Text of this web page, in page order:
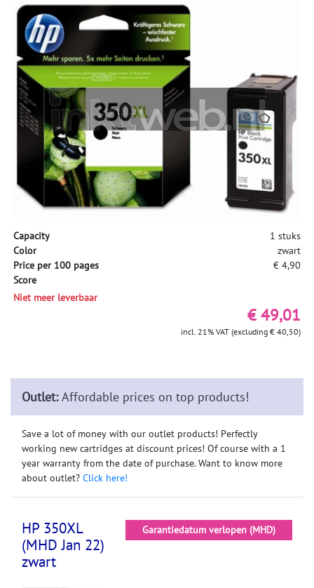
Capacity
1 stuks
Color
zwart
Price per 100 pages
€ 4,90
Score
Niet meer leverbaar
€ 49,01
incl. 21% VAT (excluding € 40,50)
Outlet:Affordable prices on top products!
Save a lot of money with our outlet products! Perfectly
working new cartridges at discount prices! Of course with a 1
year warranty from the date of purchase. Want to know more
about outlet? Click here!
HP 350XL
(MHD Jan 22)
zwart
Garantiedatum verlopen (MHD)